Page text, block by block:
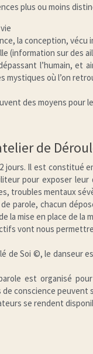
plus ou moins
la conception, vécu
(information sur des
l’humain, et
mystiques où l’on
des moyens pour
de
jours. Il est constitué
pour exposer
troubles mentaux
parole, chacun
la mise en place de
vont nous
de Soi ©, le danseur
est organisé
conscience peuvent
se rendent